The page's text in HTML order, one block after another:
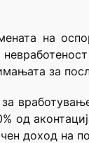
на
за
доход на